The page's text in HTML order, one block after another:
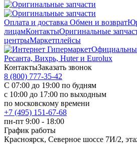
Оплата и доставка Обмен и возврат
лицамКонтактыОригинальные
центрыМаркетплейсы
Ресанта, Вихрь, Huter и Eurolux
КонтактыЗаказать звонок
8 (800) 777-35-42
С 07:00 до 19:00 по будням
с 10:00 до 17:00 по выходным
по московскому времени
+7 (495) 151-67-68
пн-пт 9:00 - 18:00
График работы
Красноярск, Северное шоссе 7И/2,